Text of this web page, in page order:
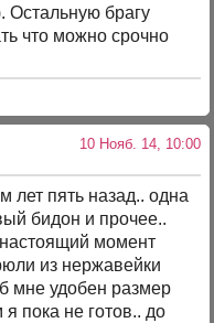
Остальную брагу
что можно срочно
10 Нояб. 14, 10:00
лет пять назад.. одна
бидон и прочее..
настоящий момент
из нержавейки
мне удобен размер
пока не готов.. до